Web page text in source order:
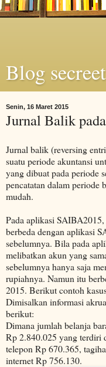
Blog secreet
Senin, 16 Maret 2015
Jurnal Balik
Jurnal balik (reversing
suatu periode akuntansi
yang dibuat pada periode
pencatatan dalam periode
mudah.
Pada aplikasi
berbeda dengan aplikasi
sebelumnya. Bila pada
melibatkan akun yang
sebelumnya hanya saja
rupiahnya. Namun itu
2015. Berikut contoh
Dimisalkan informasi
berikut:
Dimana jumlah belanja
Rp 2.840.025 yang terdiri
telepon Rp 670.365,
internet Rp 756.130.